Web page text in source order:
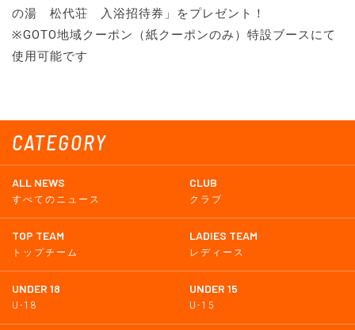
CATEGORY
ALL NEWS
すべてのニュース
CLUB
クラブ
TOP TEAM
トップチーム
LADIES TEAM
レディース
UNDER 18
U-18
UNDER 15
U-15
の湯 松代荘 入浴招待券」をプレゼント！
※GOTO地域クーポン（紙クーポンのみ）特設ブースにて
使用可能です